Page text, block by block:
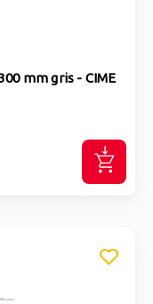
mm gris - CIME